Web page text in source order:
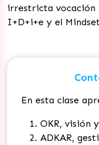
irrestricta vocación
I+D+i+e y el
En esta clase
OKR, visión
ADKAR,